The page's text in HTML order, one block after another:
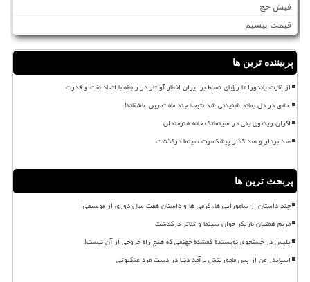
فیش حج
قیمت بیسیم
پربیننده ترین ها
از غارت پاندورا تا رؤیای تسلط بر ایران اخطار آواتار در رابطه با اتحاد نفت و قدرت
عشق در دل بماند شنیدنی شد نتیجه چند ماه تمرین عاشقانه!
اکران ویدئوی بنی در سینماتک خانه هنرمندان
صدابردار و صداگذار پیشکسوت سینما درگذشت
پربحث ترین ها
چند داستان از سامورایی ها، گرمی ها و داستان هفت سال دوری از موسیقی!
مریم همتیان بازیگر جوان سینما و تئاتر درگذشت
پلیس در جستجوی نویسنده گمشده جهنمی که هیچ راه خروجی از آن نیست!
اسپایدر من از پس ماموریتش برآمد دنیا در دست مرد عنکبوتی